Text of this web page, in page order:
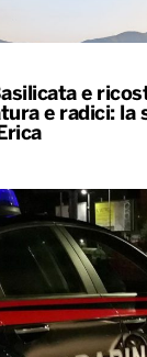
e
e radici: la